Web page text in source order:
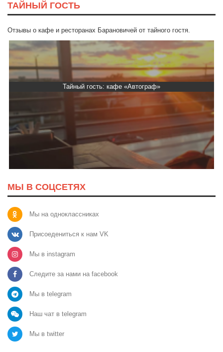
ТАЙНЫЙ ГОСТЬ
Отзывы о кафе и ресторанах Барановичей от тайного гостя.
Тайный гость: кафе «Фасти Хасти»
МЫ В СОЦСЕТЯХ
Мы на одноклассниках
Присоедениться к нам VK
Мы в instagram
Следите за нами на facebook
Мы в telegram
Наш чат в telegram
Мы в twitter